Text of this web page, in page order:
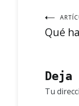
Qué
Deja
Tu